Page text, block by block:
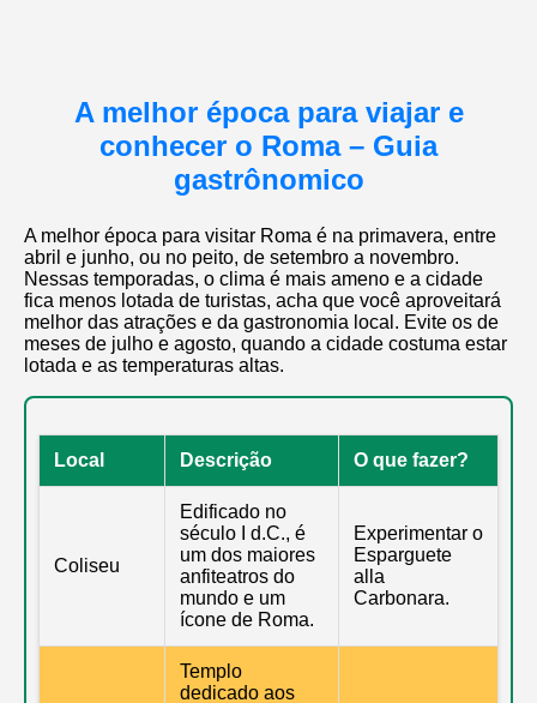
A melhor época para viajar e
conhecer o Roma – Guia
gastrônomico
A melhor época para visitar Roma é na primavera, entre
abril e junho, ou no peito, de setembro a novembro.
Nessas temporadas, o clima é mais ameno e a cidade
fica menos lotada de turistas, acha que você aproveitará
melhor das atrações e da gastronomia local. Evite os de
meses de julho e agosto, quando a cidade costuma estar
lotada e as temperaturas altas.
Local Descrição O que fazer?
Coliseu
Edificado no
século I d.C., é
um dos maiores
anfiteatros do
mundo e um
ícone de Roma.
Experimentar o
Esparguete
alla
Carbonara.
Templo
dedicado aos